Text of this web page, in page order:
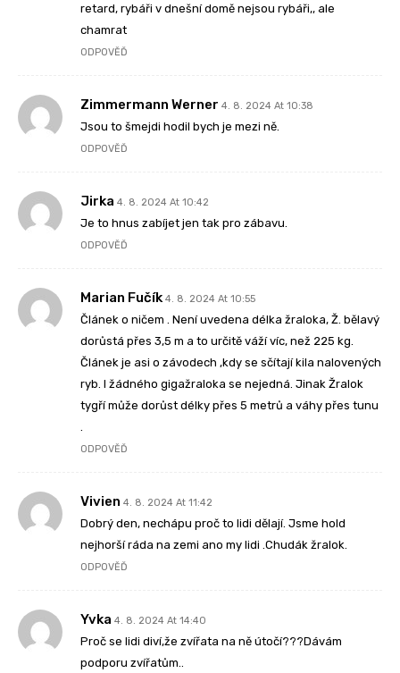
retard, rybáři v dnešní domě nejsou rybáři,, ale
chamrat
ODPOVĚĎ
Zimmermann Werner 4. 8. 2024 At 10:38
Jsou to šmejdi hodil bych je mezi ně.
ODPOVĚĎ
Jirka 4. 8. 2024 At 10:42
Je to hnus zabíjet jen tak pro zábavu.
ODPOVĚĎ
Marian Fučík 4. 8. 2024 At 10:55
Článek o ničem . Není uvedena délka žraloka, Ž. bělavý
dorůstá přes 3,5 m a to určitě váží víc, než 225 kg.
Článek je asi o závodech ,kdy se sčítají kila nalovených
ryb. I žádného gigažraloka se nejedná. Jinak Žralok
tygří může dorůst délky přes 5 metrů a váhy přes tunu
ODPOVĚĎ
Vivien 4. 8. 2024 At 11:42
Dobrý den, nechápu proč to lidi dělají. Jsme hold
nejhorší ráda na zemi ano my lidi .Chudák žralok.
ODPOVĚĎ
Yvka 4. 8. 2024 At 14:40
Proč se lidi diví,že zvířata na ně útočí???Dávám
podporu zvířatům..